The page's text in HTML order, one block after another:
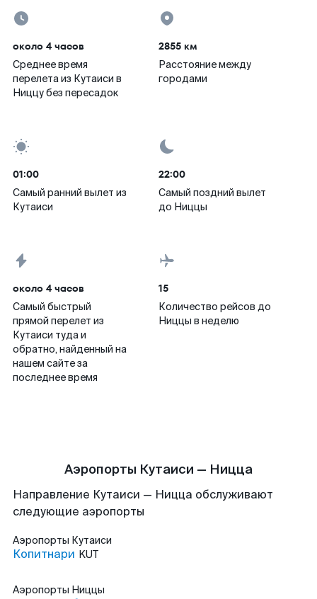
около 4 часов
Среднее время
перелета из Кутаиси в
Ниццу без пересадок
2855 км
Расстояние между
городами
01:00
Самый ранний вылет из
Кутаиси
22:00
Самый поздний вылет
до Ниццы
около 4 часов
Самый быстрый
прямой перелет из
Кутаиси туда и
обратно, найденный на
нашем сайте за
последнее время
15
Количество рейсов до
Ниццы в неделю
Аэропорты Кутаиси — Ницца
Направление Кутаиси — Ницца обслуживают
следующие аэропорты
Аэропорты Кутаиси
Копитнари KUT
Аэропорты Ниццы